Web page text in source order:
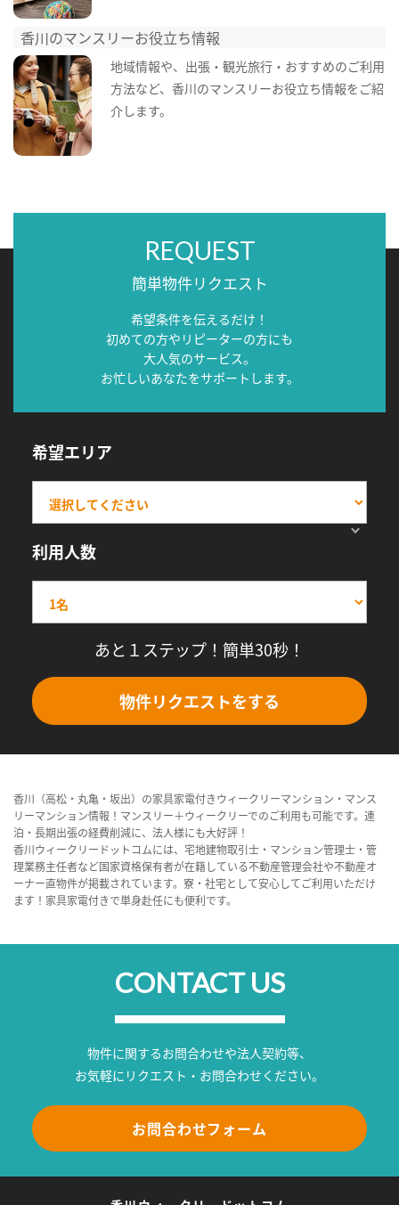
香川のマンスリーお役立ち情報
地域情報や、出張・観光旅行・おすすめのご利用
方法など、香川のマンスリーお役立ち情報をご紹
介します。
REQUEST
簡単物件リクエスト
希望条件を伝えるだけ！
初めての方やリピーターの方にも
大人気のサービス。
お忙しいあなたをサポートします。
希望エリア
利用人数
あと１ステップ！簡単30秒！
物件リクエストをする
香川（高松・丸亀・坂出）の家具家電付きウィークリーマンション・マンス
リーマンション情報！マンスリー＋ウィークリーでのご利用も可能です。連
泊・長期出張の経費削減に、法人様にも大好評！
香川ウィークリードットコムには、宅地建物取引士・マンション管理士・管
理業務主任者など国家資格保有者が在籍している不動産管理会社や不動産オ
ーナー直物件が掲載されています。寮・社宅として安心してご利用いただけ
ます！家具家電付きで単身赴任にも便利です。
CONTACT US
物件に関するお問合わせや法人契約等、
お気軽にリクエスト・お問合わせください。
お問合わせフォーム